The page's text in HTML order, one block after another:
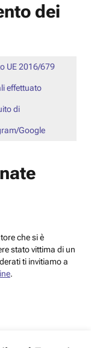
dei
UE 2016/679
effettuato
di
Google
che si è
stato vittima di un
ti invitiamo a
.